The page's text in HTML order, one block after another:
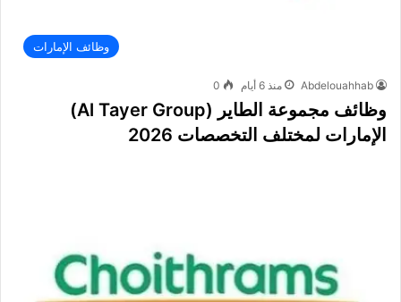
وظائف الإمارات
Abdelouahhab منذ 6 أيام 0
وظائف مجموعة الطاير (Al Tayer Group)
الإمارات لمختلف التخصصات 2026